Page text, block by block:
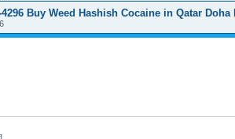
Buy Weed Hashish Cocaine in Qatar